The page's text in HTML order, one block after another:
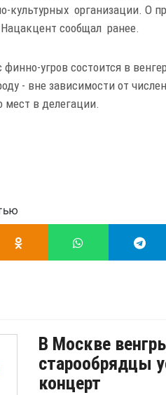
культурных организации. О
сообщал ранее.
угров состоится в
- вне зависимости от
мест в делегации.
В Москве
старообрядцы
концерт